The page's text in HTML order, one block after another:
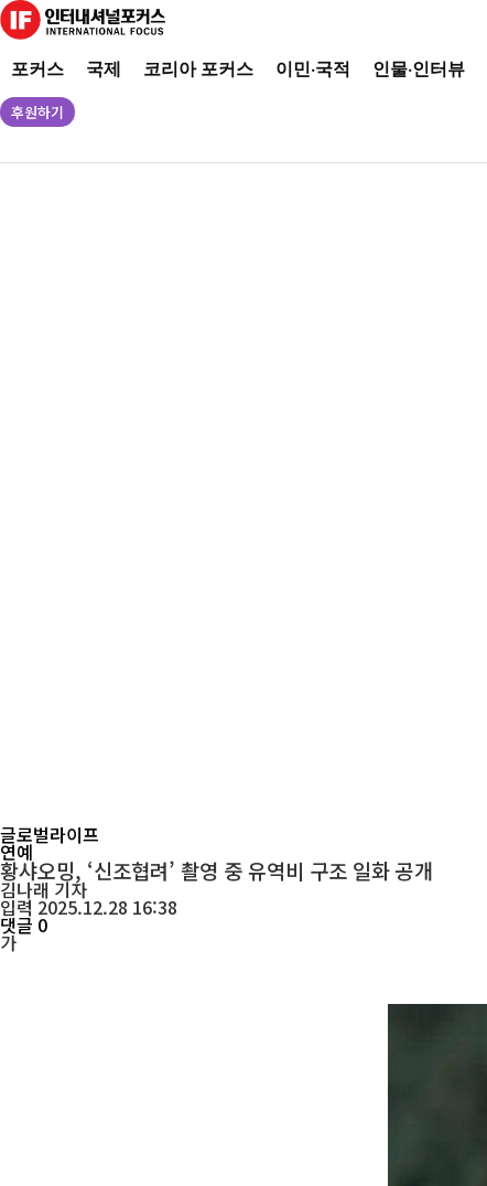
포커스 국제 코리아 포커스 이민·국적 인물·인터뷰
후원하기
글로벌라이프
연예
황샤오밍, ‘신조협려’ 촬영 중 유역비 구조 일화 공개
김나래 기자
입력 2025.12.28 16:38
댓글 0
가